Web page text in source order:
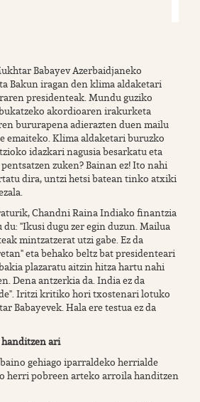
Babayev Azerbaidjaneko
Bakun iragan den klima aldaketari
presidenteak. Mundu guziko
akordioaren irakurketa
bururapena adierazten duen mailu
emaiteko. Klima aldaketari buruzko
idazkari nagusia besarkatu eta
zuken? Bainan ez! Ito nahi
dira, untzi hetsi batean tinko atxiki
Chandni Raina Indiako finantzia
"Ikusi dugu zer egin duzun. Mailua
mintzatzerat utzi gabe. Ez da
eta behako beltz bat presidenteari
plazaratu aitzin hitza hartu nahi
Dena antzerkia da. India ez da
Iritzi kritiko hori txostenari lotuko
Babayevek. Hala ere testua ez da
ari
gehiago iparraldeko herrialde
herri pobreen arteko arroila handitzen